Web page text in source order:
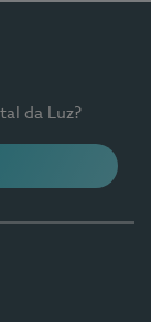
da Luz?